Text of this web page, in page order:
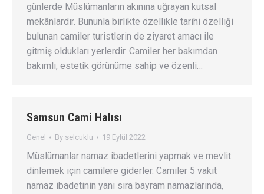
günlerde Müslümanların akınına uğrayan kutsal
mekânlardır. Bununla birlikte özellikle tarihi özelliği
bulunan camiler turistlerin de ziyaret amacı ile
gitmiş oldukları yerlerdir. Camiler her bakımdan
bakımlı, estetik görünüme sahip ve özenli…
Samsun Cami Halısı
Genel By selcuklu 19 Eylül 2022
Müslümanlar namaz ibadetlerini yapmak ve mevlit
dinlemek için camilere giderler. Camiler 5 vakit
namaz ibadetinin yanı sıra bayram namazlarında,